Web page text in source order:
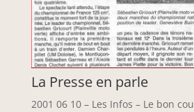
La Presse en parle
2001 06 10 – Les Infos – Le bon